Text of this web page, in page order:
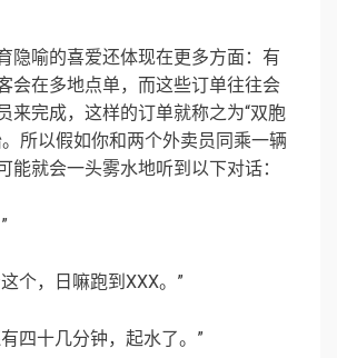
隐喻的喜爱还体现在更多方面：有
会在多地点单，而这些订单往往会
来完成，这样的订单就称之为“双胞
所以假如你和两个外卖员同乘一辆
能就会一头雾水地听到以下对话：
个，日嘛跑到XXX。”
四十几分钟，起水了。”